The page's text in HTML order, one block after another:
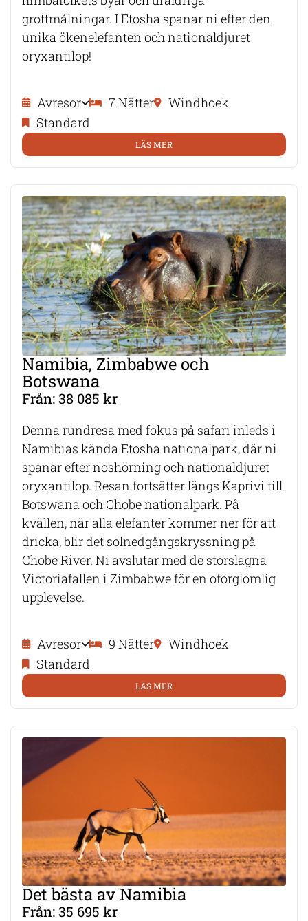
grottmålningar. I Etosha spanar ni efter den
unika ökenelefanten och nationaldjuret
oryxantilop!
Avresor 7 Nätter
Windhoek
Standard
LÄS MER
Namibia, Zimbabwe och
Botswana
Från: 38 085 kr
Denna rundresa med fokus på safari inleds i
Namibias kända Etosha nationalpark, där ni
spanar efter noshörning och nationaldjuret
oryxantilop. Resan fortsätter längs Kaprivi till
Botswana och Chobe nationalpark. På
kvällen, när alla elefanter kommer ner för att
dricka, blir det solnedgångskryssning på
Chobe River. Ni avslutar med de storslagna
Victoriafallen i Zimbabwe för en oförglömlig
upplevelse.
Avresor 9 Nätter
Windhoek
Standard
LÄS MER
Det bästa av Namibia
Från: 35 695 kr